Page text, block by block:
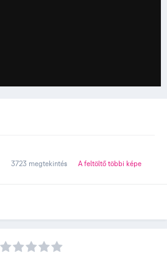
3723 megtekintés A feltöltő többi képe